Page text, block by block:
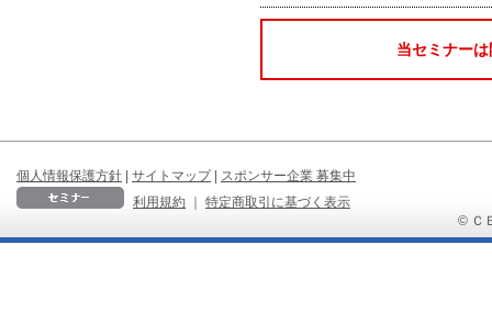
当セミナー
個人情報保護方針 | サイトマップ | スポンサー企業 募集中
利用規約
｜
特定商取引に基づく表示
© Ｃ